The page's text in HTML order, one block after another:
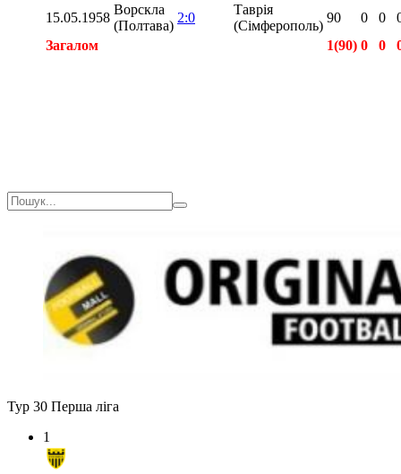
15.05.1958
Ворскла
(Полтава)
2:0
Таврія
(Сімферополь)
90 0 0
Загалом
1(90) 0 0
Тур 30 Перша ліга
1